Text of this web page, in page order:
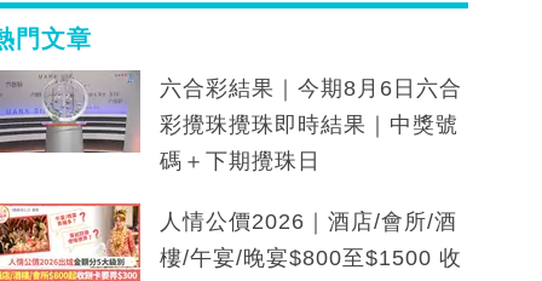
門文章
六合彩結果｜今期8月6日六合
彩攪珠攪珠即時結果｜中獎號
碼＋下期攪珠日
人情公價2026｜酒店/會所/酒
樓/午宴/晚宴$800至$1500 收